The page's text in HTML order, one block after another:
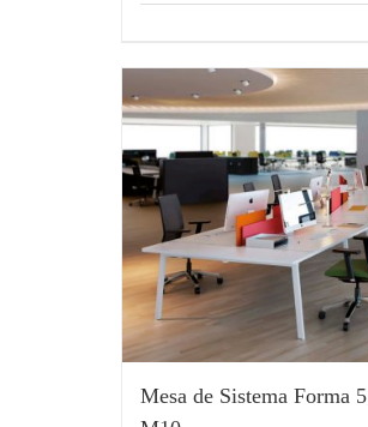
Mesa de Sistema Forma 5